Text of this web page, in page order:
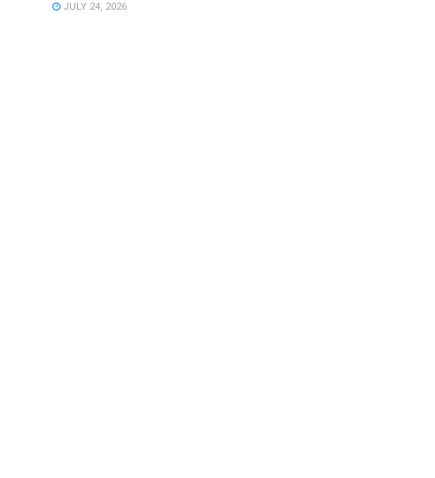
JULY 24, 2026